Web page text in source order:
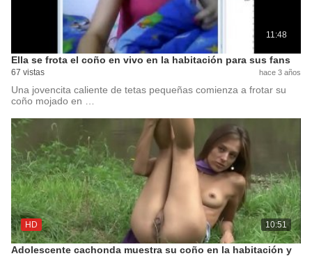
11:48
Ella se frota el coño en vivo en la habitación para sus fans
67 vistas hace 3 años
Una jovencita caliente de tetas pequeñas comienza a frotar su
coño mojado en …
HD 10:51
Adolescente cachonda muestra su coño en la habitación y